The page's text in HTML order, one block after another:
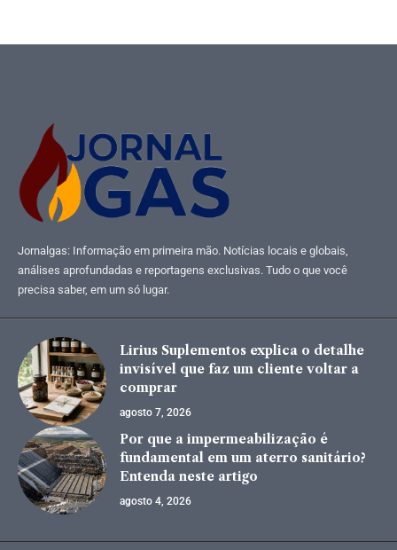
Jornalgas: Informação em primeira mão. Notícias locais e globais,
análises aprofundadas e reportagens exclusivas. Tudo o que você
precisa saber, em um só lugar.
Lirius Suplementos explica o detalhe
invisível que faz um cliente voltar a
comprar
agosto 7, 2026
Por que a impermeabilização é
fundamental em um aterro sanitário?
Entenda neste artigo
agosto 4, 2026